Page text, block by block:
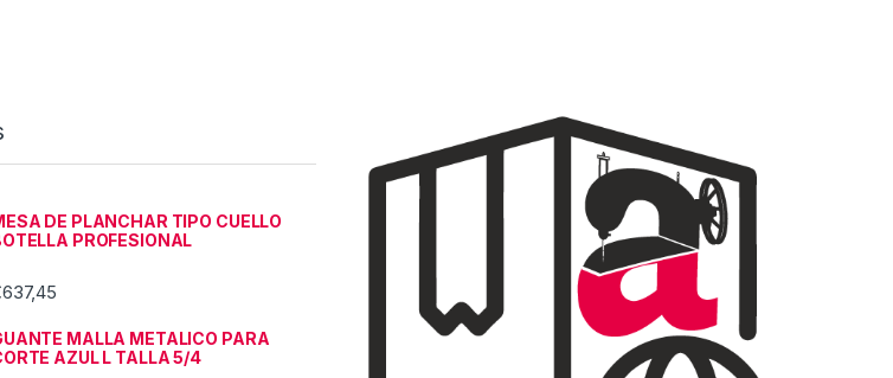
DE PLANCHAR TIPO CUELLO
PROFESIONAL
637,45
MALLA METALICO PARA
AZUL L TALLA 5/4